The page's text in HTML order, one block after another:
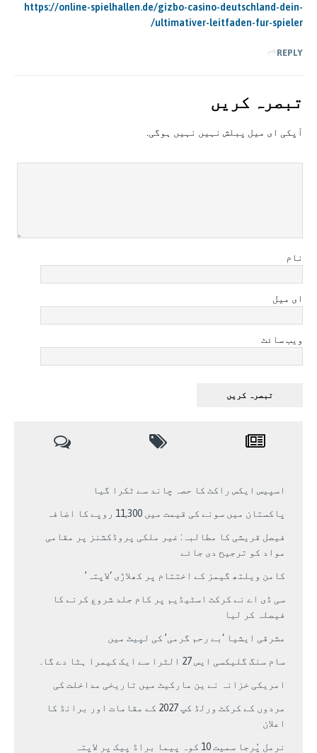
https://online-spielhallen.de/gizbo-casino-deutschland-dein-
ultimativer-leitfaden-fur-spieler/
REPLY
تبصرہ کريں
آپکی ای ميل پبلش نہيں نہيں ہوگی.
نام
ای میل
ویب سائٹ
اسپیس ایکس راکٹ کا حصہ چاند سے ٹکرا گیا
پاکستان میں سونے کی قیمت میں 11,300 روپے کا اضافہ
فیصل قریشی کا مطالبہ: غیر ملکی پروڈکشنز پر مقامی
مواد کو ترجیح دی جائے
کامن ویلتھ گیمز کے اختتام پر کھلاڑی ‘لاپتہ’
سی ڈی اے نے کرکٹ اسٹیڈیم پر کام جلد شروع کرنے کا
فیصلہ کر لیا
مشرقی ایشیا ‘بے رحم گرمی’ کی لپیٹ میں
سام سنگ گلیکسی ایس 27 الٹرا سے ایک کیمرا ہٹا دے گا.
امریکی خزانہ نے ین مارکیٹ میں تاریخی مداخلت کی
مردوں کے کرکٹ ورلڈ کپ 2027 کے مقامات اور برانڈ کا
اعلان
نرمل پُرجا سمیت 10 کوہ پیما براڈ پیک پر لاپتہ